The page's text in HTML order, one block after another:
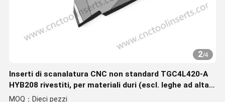
2/4
Inserti di scanalatura CNC non standard TGC4L420-A
HYB208 rivestiti, per materiali duri (escl. leghe ad alta
resistenza)
MOQ：Dieci pezzi